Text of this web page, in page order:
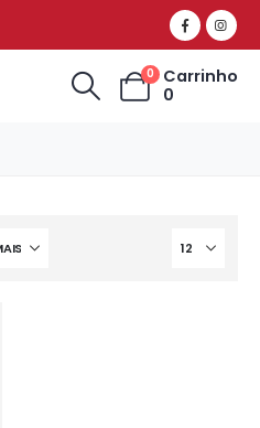
0
Carrinho
0